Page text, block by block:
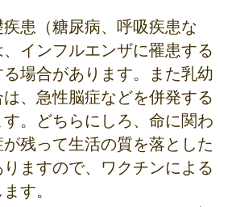
患（糖尿病、呼吸疾患な
インフルエンザに罹患する
場合があります。また乳幼
は、急性脳症などを併発する
。どちらにしろ、命に関わ
残って生活の質を落とした
りますので、ワクチンによる
す。